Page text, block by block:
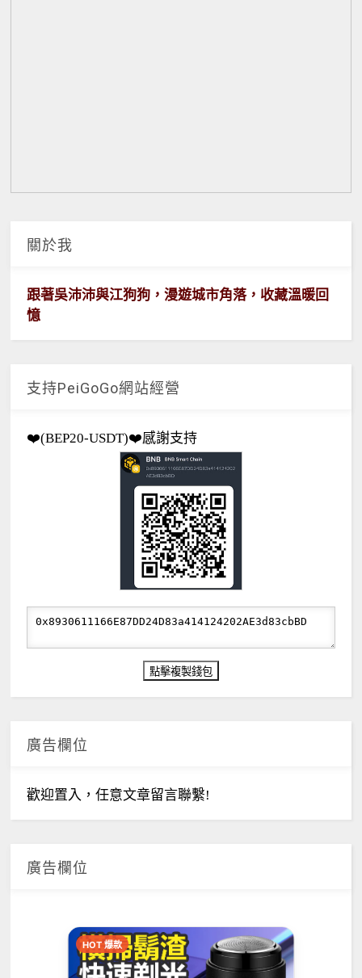
關於我
跟著吳沛沛與江狗狗，漫遊城市角落，收藏溫暖回
憶
支持PeiGoGo網站經營
❤️(BEP20-USDT)❤️感謝支持
廣告欄位
歡迎置入，任意文章留言聯繫!
廣告欄位
HOT 爆款